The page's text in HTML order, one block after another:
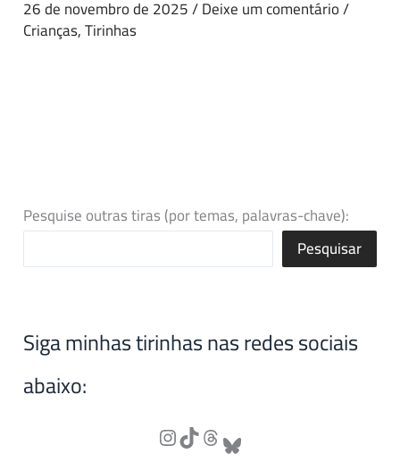
26 de novembro de 2025/Deixe um comentário/
Crianças,Tirinhas
Pesquise outras tiras (por temas, palavras-chave):
Pesquisar
Siga minhas tirinhas nas redes sociais
abaixo: